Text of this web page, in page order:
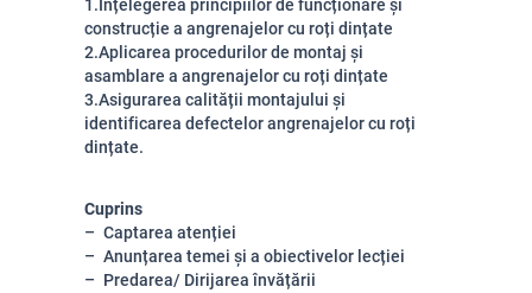
1.Înțelegerea principiilor de funcționare și
construcție a angrenajelor cu roți dințate
2.Aplicarea procedurilor de montaj și
asamblare a angrenajelor cu roți dințate
3.Asigurarea calității montajului și
identificarea defectelor angrenajelor cu roți
dințate.
Cuprins
Captarea atenției
Anunțarea temei și a obiectivelor lecției
Predarea/ Dirijarea învățării